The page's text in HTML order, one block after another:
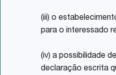
(iii) o
para o interessado
(iv) a possibilidade
declaração escrita